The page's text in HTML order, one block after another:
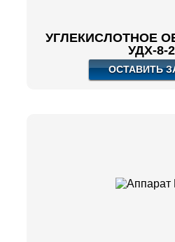
УГЛЕКИСЛОТНОЕ
УДХ-8-
ОСТАВИТЬ